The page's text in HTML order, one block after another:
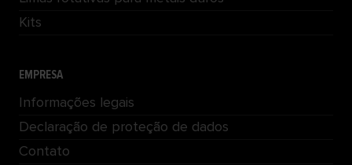
Kits
EMPRESA
Informações legais
Declaração de proteção de dados
Contato